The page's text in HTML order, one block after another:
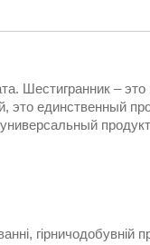
Шестигранник –
это единственный
продукт
гірничодобувній